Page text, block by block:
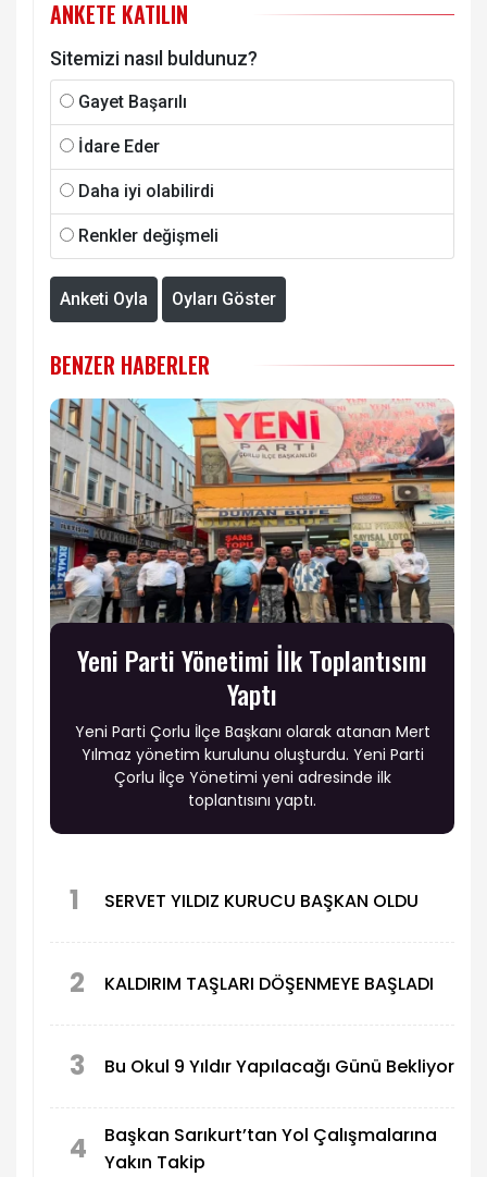
ANKETE KATILIN
Sitemizi nasıl buldunuz?
Gayet Başarılı
İdare Eder
Daha iyi olabilirdi
Renkler değişmeli
Anketi Oyla Oyları Göster
BENZER HABERLER
Yeni Parti Yönetimi İlk Toplantısını
Yaptı
Yeni Parti Çorlu İlçe Başkanı olarak atanan Mert
Yılmaz yönetim kurulunu oluşturdu. Yeni Parti
Çorlu İlçe Yönetimi yeni adresinde ilk
toplantısını yaptı.
1 SERVET YILDIZ KURUCU BAŞKAN OLDU
2 KALDIRIM TAŞLARI DÖŞENMEYE BAŞLADI
3 Bu Okul 9 Yıldır Yapılacağı Günü Bekliyor
4
Başkan Sarıkurt’tan Yol Çalışmalarına
Yakın Takip